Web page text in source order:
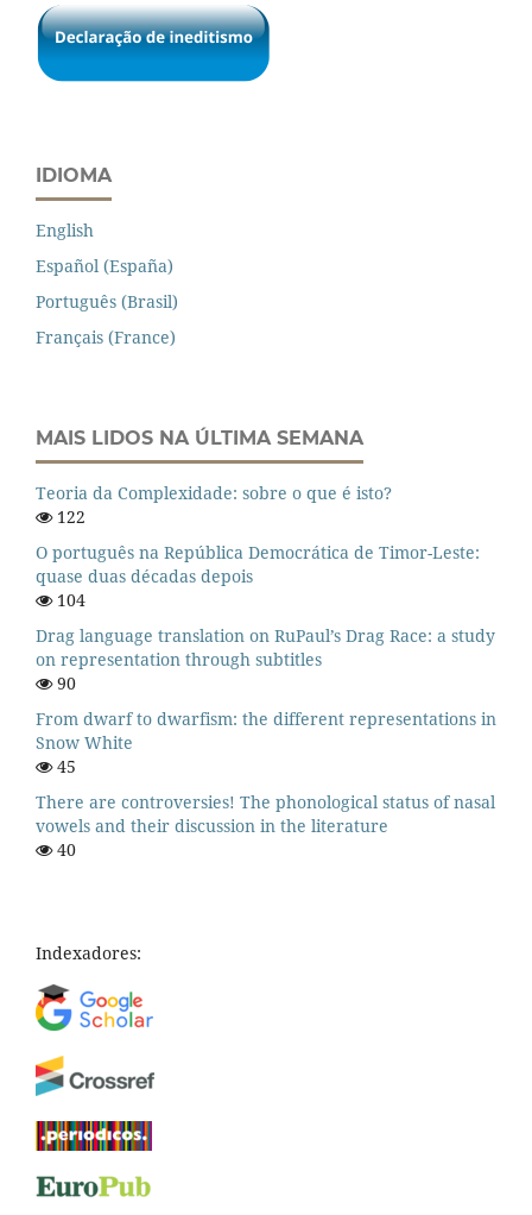
IDIOMA
English
Español (España)
Português (Brasil)
Français (France)
MAIS LIDOS NA ÚLTIMA SEMANA
Teoria da Complexidade: sobre o que é isto?
122
O português na República Democrática de Timor-Leste:
quase duas décadas depois
104
Drag language translation on RuPaul’s Drag Race: a study
on representation through subtitles
90
From dwarf to dwarfism: the different representations in
Snow White
45
There are controversies! The phonological status of nasal
vowels and their discussion in the literature
40
Indexadores: